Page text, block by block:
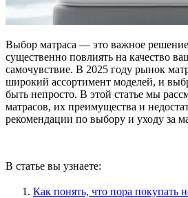
Выбор матраса — это важное
существенно повлиять на качество
самочувствие. В 2025 году рынок
широкий ассортимент моделей, и
быть непросто. В этой статье мы
матрасов, их преимущества и
рекомендации по выбору и уходу за
В статье вы узнаете:
Как понять, что пора покупать